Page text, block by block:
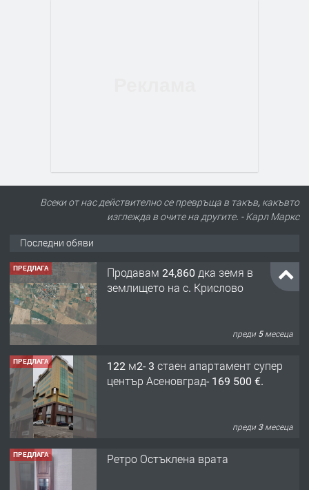
Всеки от нас действително се превръща в такъв, какъвто
изглежда в очите на другите. - Карл Маркс
Последни обяви
ПРЕДЛАГА
Продавам 24,860 дка земя в
землището на с. Крислово
преди 5 месеца
ПРЕДЛАГА
122 м2- 3 стаен апартамент супер
център Асеновград- 169 500 €.
преди 3 месеца
ПРЕДЛАГА Ретро Остъклена врата